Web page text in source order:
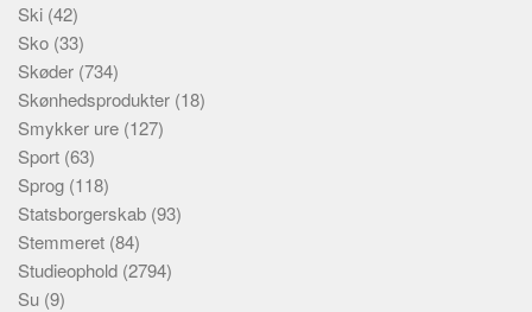
Ski (42)
Sko (33)
Skøder (734)
Skønhedsprodukter (18)
Smykker ure (127)
Sport (63)
Sprog (118)
Statsborgerskab (93)
Stemmeret (84)
Studieophold (2794)
Su (9)